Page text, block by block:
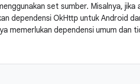
set sumber. Misalnya, jika
dependensi OkHttp untuk Android
memerlukan dependensi umum dan